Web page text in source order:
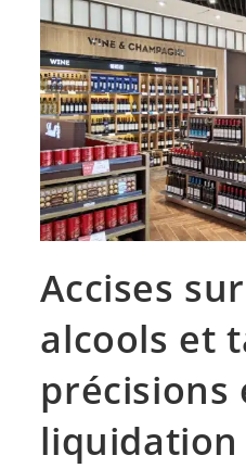
Accises
alcools et
précisions